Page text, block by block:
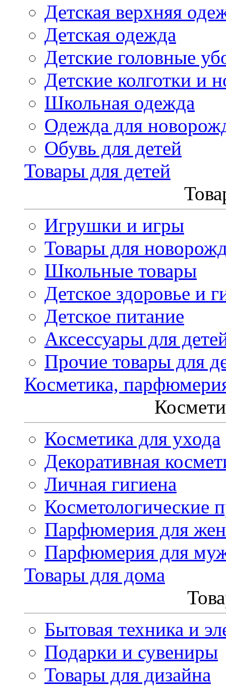
Детская верхняя
Детская одежда
Детские головные
Детские колготки и
Школьная одежда
Одежда для
Обувь для детей
Товары для детей
Игрушки и игры
Товары для
Школьные товары
Детское здоровье и
Детское питание
Аксессуары для
Прочие товары для
Косметика,
Косметика для ухода
Декоративная
Личная гигиена
Косметологические
Парфюмерия для
Парфюмерия для
Товары для дома
Бытовая техника и
Подарки и сувениры
Товары для дизайна